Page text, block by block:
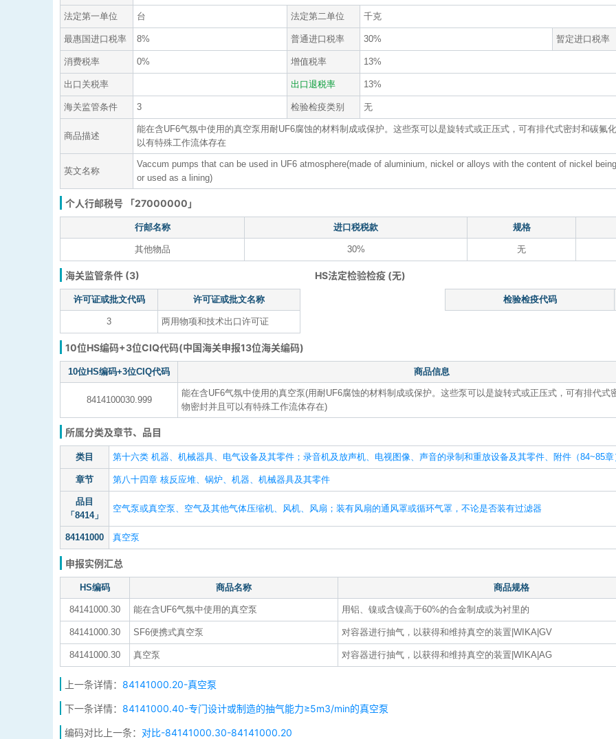
法定第一单位 台 法定第二单位 千克
最惠国进口税率 8% 普通进口税率 30% 暂定进口税率
消费税率 0% 增值税率 13%
出口关税率 出口退税率 13%
海关监管条件 3 检验检疫类别 无
商品描述
能在含UF6气氛中使用的真空泵用耐UF6腐蚀的材料制成或保护。这些泵可以是旋转式或正压式，可有排代式密封和碳氟
以有特殊工作流体存在
英文名称
Vaccum pumps that can be used in UF6 atmosphere(made of aluminium, nickel or alloys with the content of nickel
or used as a lining)
个人行邮税号 「27000000」
行邮名称 进口税税款 规格
其他物品 30% 无
海关监管条件 (3) HS法定检验检疫 (无)
许可证或批文代码 许可证或批文名称
3 两用物项和技术出口许可证
检验检疫代码
10位HS编码+3位CIQ代码(中国海关申报13位海关编码)
10位HS编码+3位CIQ代码 商品信息
8414100030.999
能在含UF6气氛中使用的真空泵(用耐UF6腐蚀的材料制成或保护。这些泵可以是旋转式或正压式，可有排代式
物密封并且可以有特殊工作流体存在)
所属分类及章节、品目
类目 第十六类 机器、机械器具、电气设备及其零件；录音机及放声机、电视图像、声音的录制和重放设备及其零件、附件（84~85章
章节 第八十四章 核反应堆、锅炉、机器、机械器具及其零件
品目
「8414」
空气泵或真空泵、空气及其他气体压缩机、风机、风扇；装有风扇的通风罩或循环气罩，不论是否装有过滤器
84141000 真空泵
申报实例汇总
HS编码 商品名称 商品规格
84141000.30 能在含UF6气氛中使用的真空泵 用铝、镍或含镍高于60%的合金制成或为衬里的
84141000.30 SF6便携式真空泵 对容器进行抽气，以获得和维持真空的装置|WIKA|GV
84141000.30 真空泵 对容器进行抽气，以获得和维持真空的装置|WIKA|AG
上一条详情： 84141000.20-真空泵
下一条详情： 84141000.40-专门设计或制造的抽气能力≥5m3/min的真空泵
编码对比上一条： 对比-84141000.30-84141000.20